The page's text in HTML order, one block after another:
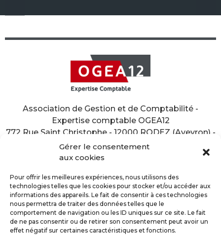
Gérer le consentement
aux cookies
Pour offrir les meilleures expériences, nous utilisons des
technologies telles que les cookies pour stocker et/ou accéder aux
informations des appareils. Le fait de consentir à ces technologies
nous permettra de traiter des données telles que le
comportement de navigation ou les ID uniques sur ce site. Le fait
de ne pas consentir ou de retirer son consentement peut avoir un
effet négatif sur certaines caractéristiques et fonctions.
Association de Gestion et de Comptabilité -
Expertise comptable OGEA12
772 Rue Saint Christophe - 12000 RODEZ (Aveyron) -
Tél. 05 65 77 23 00
NOUS CONTACTER PLAN D’ACCÈS
NOUS SUIVRE RECRUTEMENT